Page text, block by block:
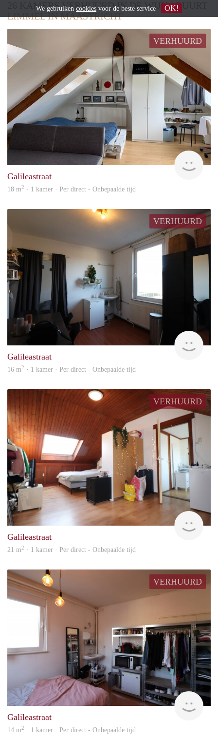
26 KAMERS VERHUURD IN DE WIJK / BUURT
LIMMEL IN MAASTRICHT
VERHUURD
Galileastraat
18 m2 · 1 kamer · Per direct - Onbepaalde tijd
VERHUURD
Galileastraat
16 m2 · 1 kamer · Per direct - Onbepaalde tijd
VERHUURD
Galileastraat
21 m2 · 1 kamer · Per direct - Onbepaalde tijd
VERHUURD
Galileastraat
14 m2 · 1 kamer · Per direct - Onbepaalde tijd
We gebruiken cookies voor de beste service OK!